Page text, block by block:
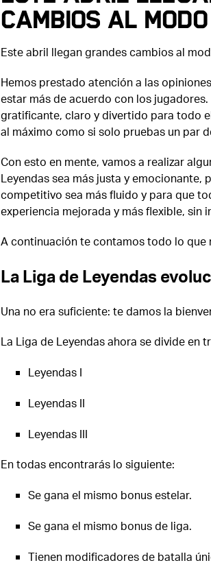
cambios al
Este abril llegan grandes cambios al
Hemos prestado atención a las
estar más de acuerdo con los
gratificante, claro y divertido para todo
al máximo como si solo pruebas un par
Con esto en mente, vamos a realizar
Leyendas sea más justa y emocionante,
competitivo sea más fluido y para que
experiencia mejorada y más flexible, sin
A continuación te contamos todo lo que
La Liga de Leyendas
Una no era suficiente: te damos la
La Liga de Leyendas ahora se divide en
Leyendas I
Leyendas II
Leyendas III
En todas encontrarás lo siguiente:
Se gana el mismo bonus estelar.
Se gana el mismo bonus de liga.
Tienen modificadores de batalla